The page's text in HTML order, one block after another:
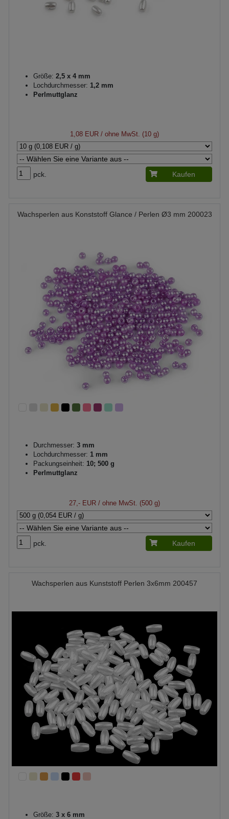
Größe: 2,5 x 4 mm
Lochdurchmesser: 1,2 mm
Perlmuttglanz
1,08 EUR / ohne MwSt. (10 g)
pck. Kaufen
Wachsperlen aus Konststoff Glance / Perlen Ø3 mm 200023
Durchmesser: 3 mm
Lochdurchmesser: 1 mm
Packungseinheit: 10; 500 g
Perlmuttglanz
27,- EUR / ohne MwSt. (500 g)
pck. Kaufen
Wachsperlen aus Kunststoff Perlen 3x6mm 200457
Größe: 3 x 6 mm